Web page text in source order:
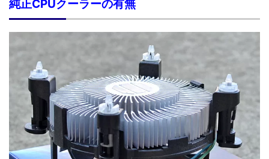
純正CPUクーラーの有無